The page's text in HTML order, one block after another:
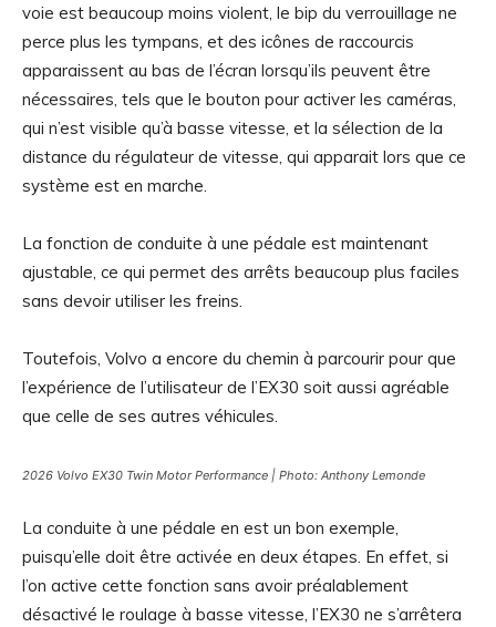
voie est beaucoup moins violent, le bip du verrouillage ne
perce plus les tympans, et des icônes de raccourcis
apparaissent au bas de l’écran lorsqu’ils peuvent être
nécessaires, tels que le bouton pour activer les caméras,
qui n’est visible qu’à basse vitesse, et la sélection de la
distance du régulateur de vitesse, qui apparait lors que ce
système est en marche.
La fonction de conduite à une pédale est maintenant
ajustable, ce qui permet des arrêts beaucoup plus faciles
sans devoir utiliser les freins.
Toutefois, Volvo a encore du chemin à parcourir pour que
l’expérience de l’utilisateur de l’EX30 soit aussi agréable
que celle de ses autres véhicules.
2026 Volvo EX30 Twin Motor Performance | Photo: Anthony Lemonde
La conduite à une pédale en est un bon exemple,
puisqu’elle doit être activée en deux étapes. En effet, si
l’on active cette fonction sans avoir préalablement
désactivé le roulage à basse vitesse, l’EX30 ne s’arrêtera